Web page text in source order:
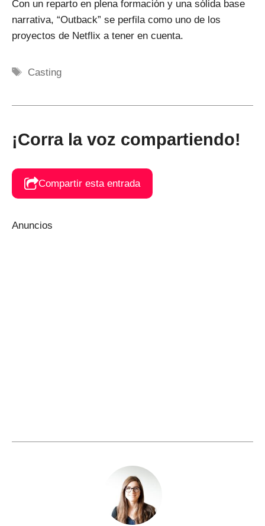
Con un reparto en plena formación y una sólida base
narrativa, “Outback” se perfila como uno de los
proyectos de Netflix a tener en cuenta.
Etiquetas
Casting
¡Corra la voz compartiendo!
Compartir esta entrada
Anuncios